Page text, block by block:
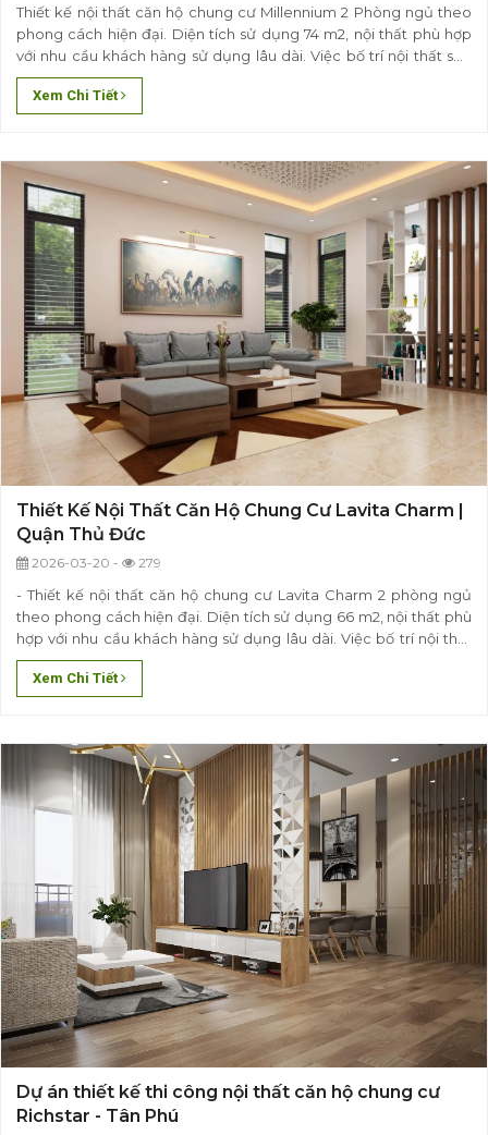
Thiết kế nội thất căn hộ chung cư Millennium 2 Phòng ngủ theo
phong cách hiện đại. Diện tích sử dụng 74 m2, nội thất phù hợp
với nhu cầu khách hàng sử dụng lâu dài. Việc bố trí nội thất sao
cho phù hợp với quy mô kiến trúc, hài hòa trang trí, phù hợp với
phong thủy cũng như tinh tế trong mỗi vật..
Xem Chi Tiết
Thiết Kế Nội Thất Căn Hộ Chung Cư Lavita Charm |
Quận Thủ Đức
2026-03-20 - 279
- Thiết kế nội thất căn hộ chung cư Lavita Charm 2 phòng ngủ
theo phong cách hiện đại. Diện tích sử dụng 66 m2, nội thất phù
hợp với nhu cầu khách hàng sử dụng lâu dài. Việc bố trí nội thất
sao cho phù hợp với quy mô kiến trúc, hài hòa trang trí, phù hợp
với phong thủy cũng như tinh tế trong mỗi..
Xem Chi Tiết
Dự án thiết kế thi công nội thất căn hộ chung cư
Richstar - Tân Phú